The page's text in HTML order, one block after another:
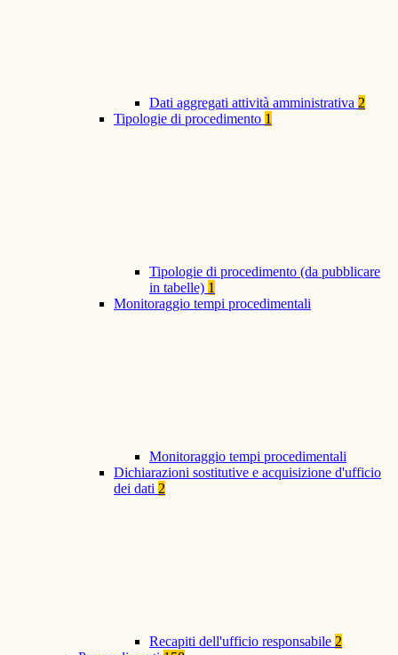
Dati aggregati attività amministrativa 2
Tipologie di procedimento 1
Tipologie di procedimento (da pubblicare
in tabelle) 1
Monitoraggio tempi procedimentali
Monitoraggio tempi procedimentali
Dichiarazioni sostitutive e acquisizione d'ufficio
dei dati 2
Recapiti dell'ufficio responsabile 2